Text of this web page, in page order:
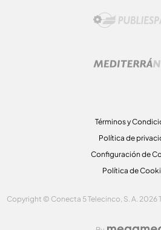
Términos y
Política de
Configuración de
Política de
Copyright © Conecta 5 Telecinco, S. A. 2026